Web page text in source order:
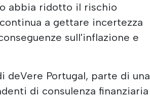
abbia ridotto il rischio
a gettare incertezza
sull'inflazione e
deVere Portugal, parte di una
di consulenza finanziaria